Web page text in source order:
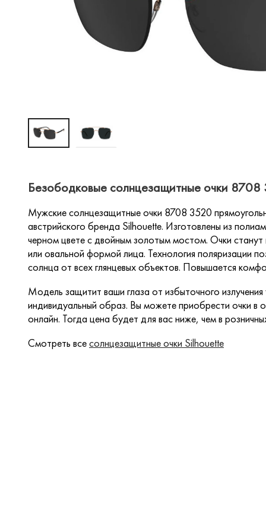
Безободковые солнцезащитные очки 8708
Мужские солнцезащитные очки 8708 3520
австрийского бренда Silhouette. Изготовлены из
черном цвете с двойным золотым мостом. Очки
или овальной формой лица. Технология поляризации
солнца от всех глянцевых объектов. Повышается
Модель защитит ваши глаза от избыточного
индивидуальный образ. Вы можете приобрести очки в
онлайн. Тогда цена будет для вас ниже, чем в
Смотреть всесолнцезащитные очки Silhouette